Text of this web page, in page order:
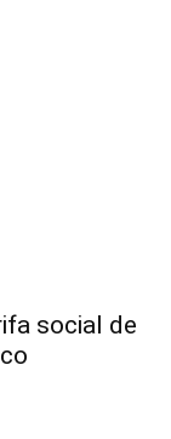
social de